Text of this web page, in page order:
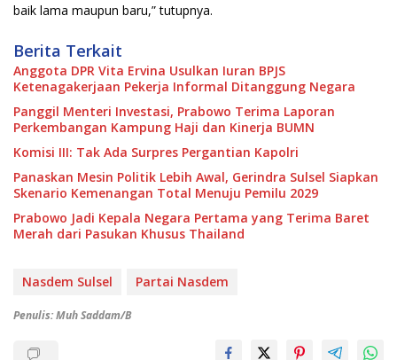
baik lama maupun baru,” tutupnya.
Berita Terkait
Anggota DPR Vita Ervina Usulkan Iuran BPJS
Ketenagakerjaan Pekerja Informal Ditanggung Negara
Panggil Menteri Investasi, Prabowo Terima Laporan
Perkembangan Kampung Haji dan Kinerja BUMN
Komisi III: Tak Ada Surpres Pergantian Kapolri
Panaskan Mesin Politik Lebih Awal, Gerindra Sulsel Siapkan
Skenario Kemenangan Total Menuju Pemilu 2029
Prabowo Jadi Kepala Negara Pertama yang Terima Baret
Merah dari Pasukan Khusus Thailand
Nasdem Sulsel Partai Nasdem
Penulis: Muh Saddam/B